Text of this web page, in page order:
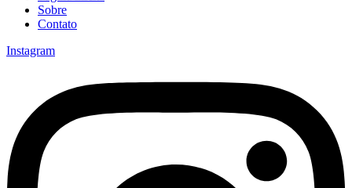
Sobre
Contato
Instagram